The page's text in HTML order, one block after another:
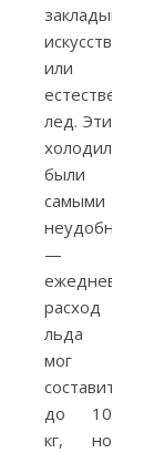
закладывали
искусственный
или
естественный
лед. Эти
холодильники
были
самыми
неудобными
—
ежедневный
расход
льда
мог
составить
до 10
кг, но